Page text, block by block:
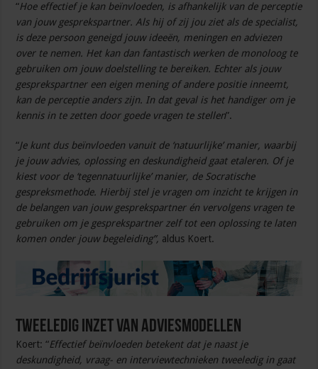
“Hoe effectief je kan beïnvloeden, is afhankelijk van de perceptie
van jouw gesprekspartner. Als hij of zij jou ziet als de specialist,
is deze persoon geneigd jouw ideeën, meningen en adviezen
over te nemen. Het kan dan fantastisch werken de monoloog te
gebruiken om jouw doelstelling te bereiken. Echter als jouw
gesprekspartner een eigen mening of andere positie inneemt,
kan de perceptie anders zijn. In dat geval is het handiger om je
kennis in te zetten door goede vragen te stellen”.
“Je kunt dus beïnvloeden vanuit de ‘natuurlijke’ manier, waarbij
je jouw advies, oplossing en deskundigheid gaat etaleren. Of je
kiest voor de ‘tegennatuurlijke’ manier, de Socratische
gespreksmethode. Hierbij stel je vragen om inzicht te krijgen in
de belangen van jouw gesprekspartner én vervolgens vragen te
gebruiken om je gesprekspartner zelf tot een oplossing te laten
komen onder jouw begeleiding”, aldus Koert.
Tweeledig inzet van adviesmodellen
Koert: “Effectief beïnvloeden betekent dat je naast je
deskundigheid, vraag- en interviewtechnieken tweeledig in gaat